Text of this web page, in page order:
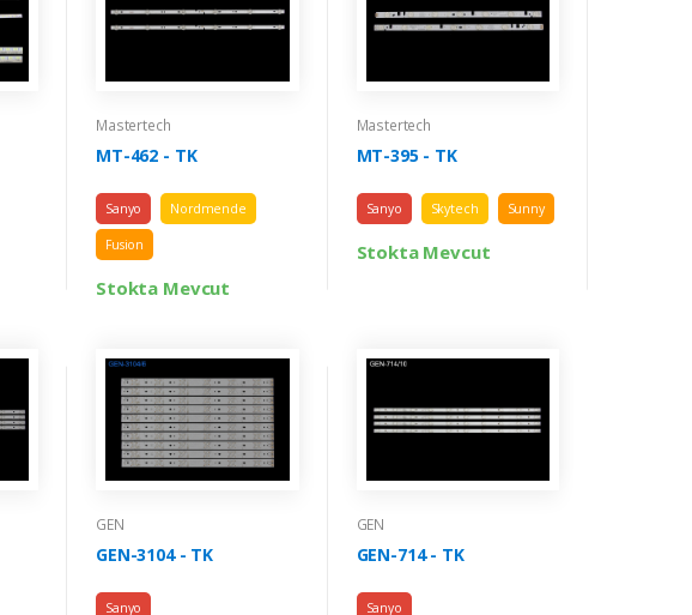
Mastertech
MT-462 - TK
Sanyo Nordmende
Fusion
Stokta Mevcut
Mastertech
MT-395 - TK
Sanyo Skytech Sunny
Stokta Mevcut
GEN
GEN-3104 - TK
Sanyo
GEN
GEN-714 - TK
Sanyo